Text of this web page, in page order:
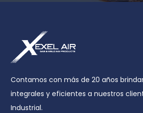
Contamos con más de 20 años
integrales y eficientes a nuestros
Industrial.